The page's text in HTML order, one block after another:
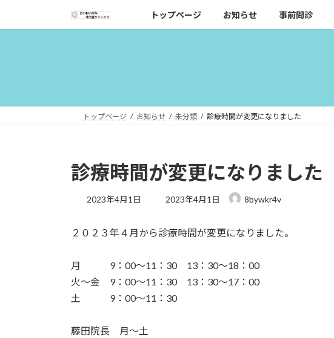
キ
に
トップページ お知らせ 事前問診
トップページ お知らせ 未分類 診療時間が変更になりました
診療時間が変更になりました
2023年4月1日
最
新
:
2023年4月1日 8bywkr4v
２０２３年４月から診療時間が変更になりました。
月 9：00〜11：30 13：30〜18：00
火〜金 9：00〜11：30 13：30〜17：00
土 9：00〜11：30
藤田院長 月〜土